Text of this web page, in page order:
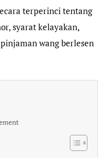
terperinci tentang
syarat kelayakan,
wang berlesen